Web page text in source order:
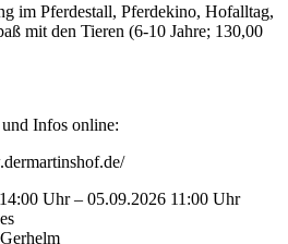
im Pferdestall, Pferdekino, Hofalltag,
mit den Tieren (6-10 Jahre; 130,00
Infos online:
Uhr– 05.09.2026 11:00 Uhr